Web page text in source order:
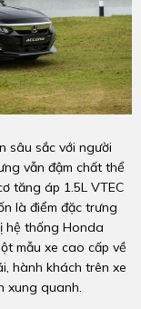
sâu sắc với người
vẫn đậm chất thể
tăng áp 1.5L VTEC
là điểm đặc trưng
hệ thống Honda
mẫu xe cao cấp về
hành khách trên xe
xung quanh.